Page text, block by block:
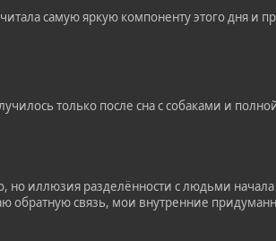
самую яркую компоненту этого дня и
только после сна с собаками и
иллюзия разделённости с людьми начала
обратную связь, мои внутренние